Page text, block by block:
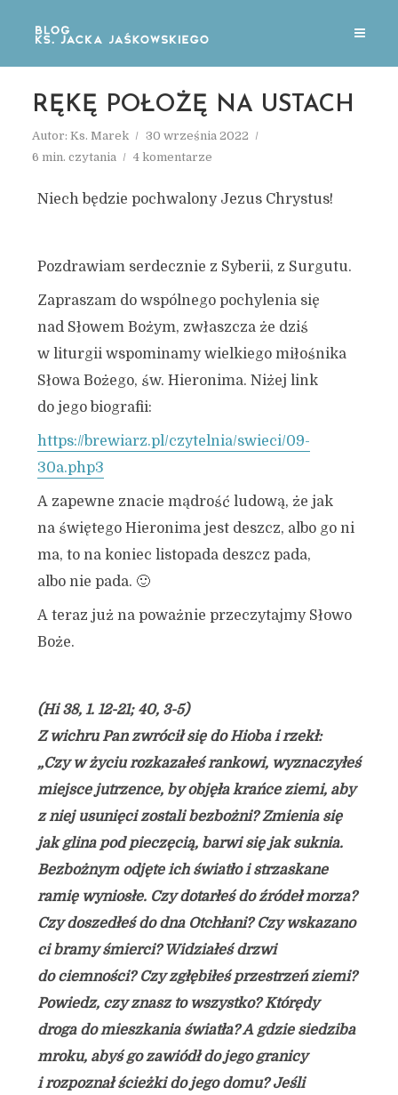
RĘKĘ POŁOŻĘ NA USTACH
Autor: Ks. Marek
30 września 2022
6 min. czytania
4 komentarze
Niech będzie pochwalony Jezus Chrystus!
Pozdrawiam serdecznie z Syberii, z Surgutu.
Zapraszam do wspólnego pochylenia się
nad Słowem Bożym, zwłaszcza że dziś
w liturgii wspominamy wielkiego miłośnika
Słowa Bożego, św. Hieronima. Niżej link
do jego biografii:
https://brewiarz.pl/czytelnia/swieci/09-
30a.php3
A zapewne znacie mądrość ludową, że jak
na świętego Hieronima jest deszcz, albo go ni
ma, to na koniec listopada deszcz pada,
albo nie pada. 🙂
A teraz już na poważnie przeczytajmy Słowo
Boże.
(Hi 38, 1. 12-21; 40, 3-5)
Z wichru Pan zwrócił się do Hioba i rzekł:
„Czy w życiu rozkazałeś rankowi, wyznaczyłeś
miejsce jutrzence, by objęła krańce ziemi, aby
z niej usunięci zostali bezbożni? Zmienia się
jak glina pod pieczęcią, barwi się jak suknia.
Bezbożnym odjęte ich światło i strzaskane
ramię wyniosłe. Czy dotarłeś do źródeł morza?
Czy doszedłeś do dna Otchłani? Czy wskazano
ci bramy śmierci? Widziałeś drzwi
do ciemności? Czy zgłębiłeś przestrzeń ziemi?
Powiedz, czy znasz to wszystko? Którędy
droga do mieszkania światła? A gdzie siedziba
mroku, abyś go zawiódł do jego granicy
i rozpoznał ścieżki do jego domu? Jeśli